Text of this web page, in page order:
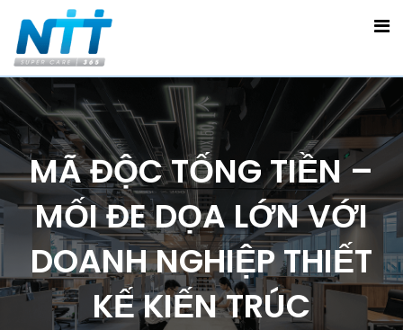
MÃ ĐỘC TỐNG TIỀN –
MỐI ĐE DỌA LỚN VỚI
DOANH NGHIỆP THIẾT
KẾ KIẾN TRÚC